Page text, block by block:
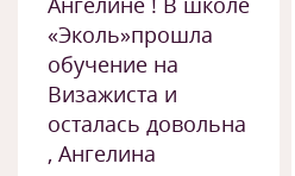
«Эколь»прошла
обучение на
Визажиста и
осталась довольна
, Ангелина